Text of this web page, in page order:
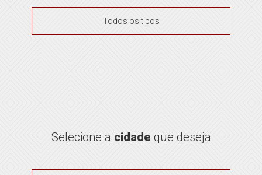
Todos os tipos
Selecione a cidade que deseja